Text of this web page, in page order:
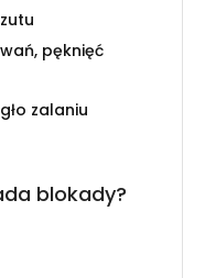
pęknięć
zalaniu
blokady?